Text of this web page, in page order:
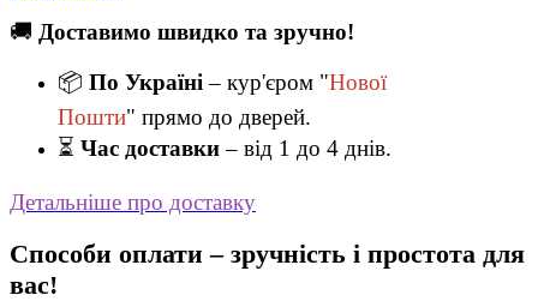
🚚 Доставимо швидко та зручно!
📦 По Україні – кур'єром "Нової
Пошти" прямо до дверей.
⏳ Час доставки– від 1 до 4 днів.
Детальніше про доставку
Способи оплати – зручність і простота для
вас!